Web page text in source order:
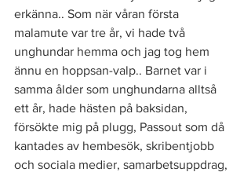
erkänna.. Som när våran första
malamute var tre år, vi hade två
unghundar hemma och jag tog hem
ännu en hoppsan-valp.. Barnet var i
samma ålder som unghundarna alltså
ett år, hade hästen på baksidan,
försökte mig på plugg, Passout som då
kantades av hembesök, skribentjobb
och sociala medier, samarbetsuppdrag,